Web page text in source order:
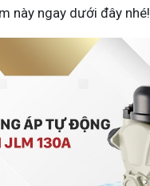
này ngay dưới đây nhé!